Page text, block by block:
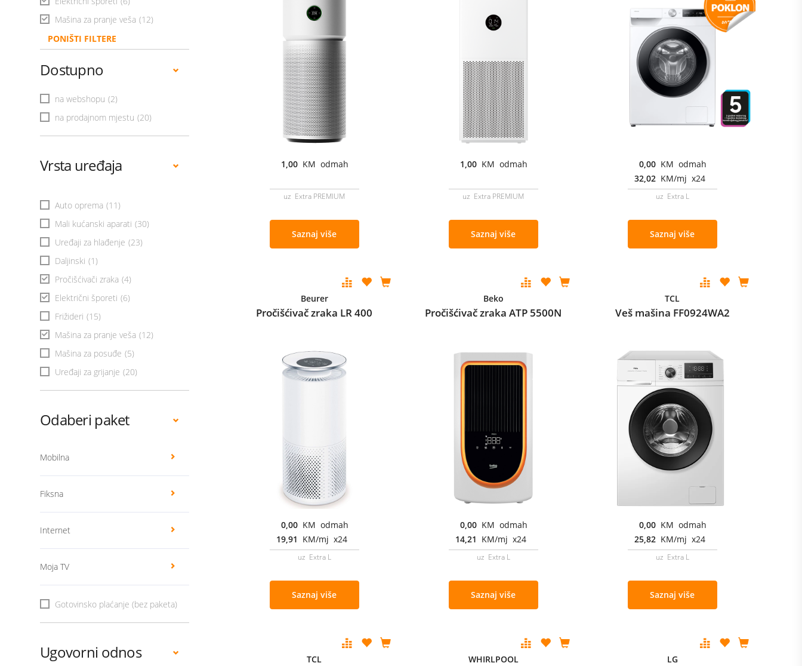
Mašina za pranje veša (12)
PONIŠTI FILTERE
Dostupno
na webshopu (2)
na prodajnom mjestu (20)
Vrsta uređaja
Auto oprema (11)
Mali kućanski aparati (30)
Uređaji za hlađenje (23)
Daljinski (1)
Pročišćivači zraka (4)
Električni šporeti (6)
Frižideri (15)
Mašina za pranje veša (12)
Mašina za posuđe (5)
Uređaji za grijanje (20)
Odaberi paket
Mobilna
Fiksna
Internet
Moja TV
Gotovinsko plaćanje (bez paketa)
Ugovorni odnos
1,00 KM odmah
uz Extra PREMIUM
Saznaj više
1,00 KM odmah
uz Extra PREMIUM
Saznaj više
0,00 KM odmah
32,02 KM/mj x24
uz Extra L
Saznaj više
Beurer
Pročišćivač zraka LR 400
0,00 KM odmah
19,91 KM/mj x24
uz Extra L
Saznaj više
Beko
Pročišćivač zraka ATP 5500N
0,00 KM odmah
14,21 KM/mj x24
uz Extra L
Saznaj više
TCL
Veš mašina FF0924WA2
0,00 KM odmah
25,82 KM/mj x24
uz Extra L
Saznaj više
TCL WHIRLPOOL LG